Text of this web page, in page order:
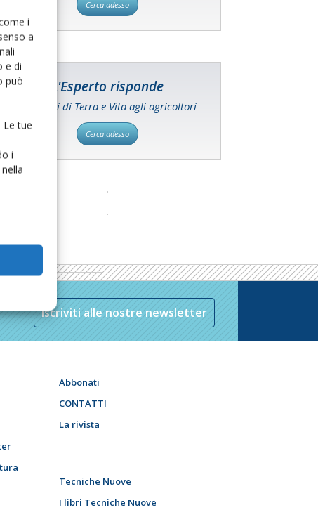
i
a
e di
può
Le tue
i
Cerca adesso
L'Esperto risponde
I consigli di Terra e Vita agli agricoltori
Cerca adesso
Iscriviti alle nostre newsletter
Abbonati
CONTATTI
La rivista
Tecniche Nuove
I libri Tecniche Nuove